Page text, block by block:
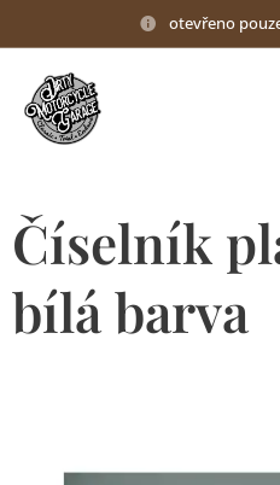
otevřeno
Číselník
bílá barva